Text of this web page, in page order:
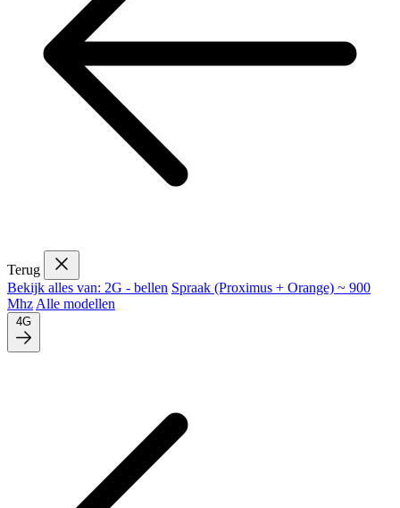
Terug
Bekijk alles van: 2G - bellen Spraak (Proximus + Orange) ~ 900
Mhz Alle modellen
4G